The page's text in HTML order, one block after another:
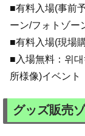
■有料入場(事前
ーン/フォトゾー
■有料入場(現場
■入場無料：위
所様像)イベント
グッズ販売